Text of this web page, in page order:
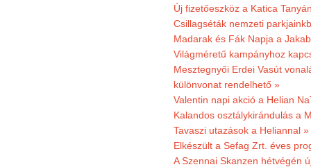
Új fizetőeszköz a Katica
Csillagséták nemzeti
Madarak és Fák Napja a
Világméretű kampányhoz
Mesztegnyői Erdei Vasút
különvonat rendelhető »
Valentin napi akció a Helian
Kalandos osztálykirándulás a
Tavaszi utazások a Heliannal »
Elkészült a Sefag Zrt. éves
A Szennai Skanzen hétvégén